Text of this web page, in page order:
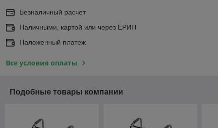
Безналичный расчет
Наличными, картой или через ЕРИП
Наложенный платеж
Все условия оплаты
Подобные товары компании